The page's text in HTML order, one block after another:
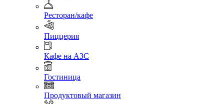
Ресторан/кафе
Пиццерия
Кафе на АЗС
Гостиница
Продуктовый магазин